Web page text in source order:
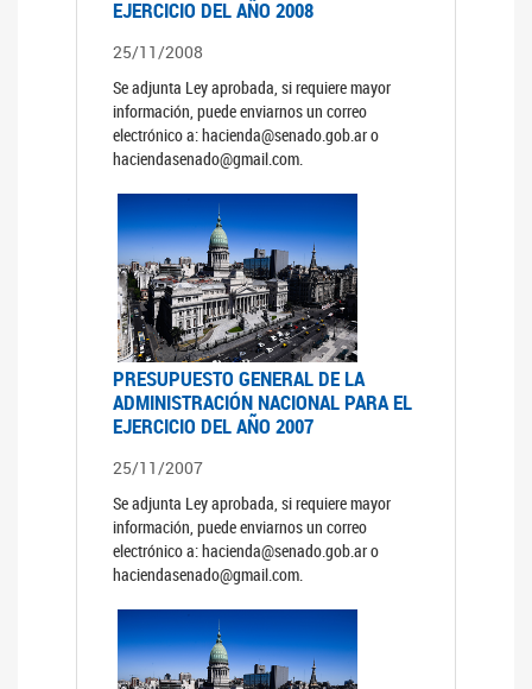
EJERCICIO DEL AÑO 2008
25/11/2008
Se adjunta Ley aprobada, si requiere mayor
información, puede enviarnos un correo
electrónico a: hacienda@senado.gob.ar o
haciendasenado@gmail.com.
PRESUPUESTO GENERAL DE LA
ADMINISTRACIÓN NACIONAL PARA EL
EJERCICIO DEL AÑO 2007
25/11/2007
Se adjunta Ley aprobada, si requiere mayor
información, puede enviarnos un correo
electrónico a: hacienda@senado.gob.ar o
haciendasenado@gmail.com.